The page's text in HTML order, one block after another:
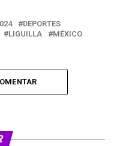
DEPORTES
LIGUILLA
MÉXICO